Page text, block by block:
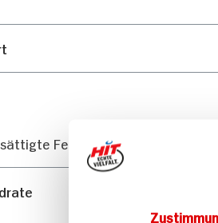
Fettsäuren